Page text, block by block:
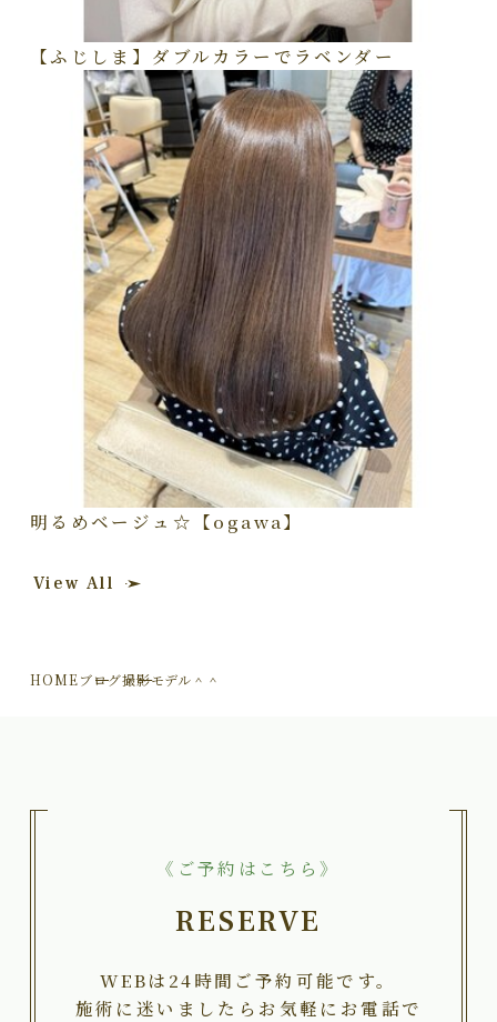
【ふじしま】ダブルカラーでラベンダー
明るめベージュ☆【ogawa】
View All
HOMEブログ撮影モデル＾＾
《ご予約はこちら》
RESERVE
WEBは24時間ご予約可能です。
施術に迷いましたらお気軽にお電話で